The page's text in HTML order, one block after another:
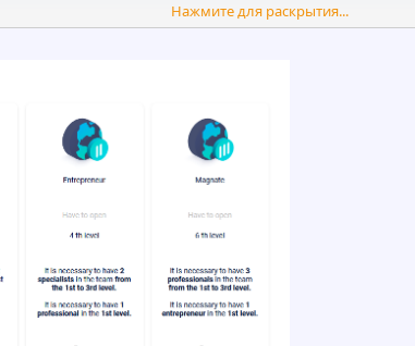
партнера в любом из проектов, стейкинге или
Нажмите для раскрытия...